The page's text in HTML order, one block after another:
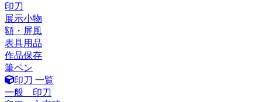
印刀
展示小物
額・屏風
表具用品
作品保存
筆ペン
印刀 一覧
一般 印刀